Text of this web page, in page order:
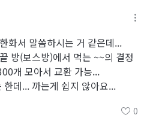
화서 말씀하시는 거 같은데...
방(보스방)에서 먹는 ~~의 결정
개 모아서 교환 가능...
데... 까는게 쉽지 않아요...
0